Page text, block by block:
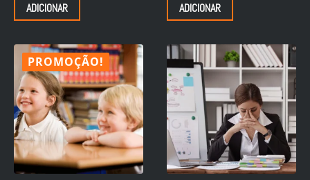
ADICIONAR
ADICIONAR
PROMOÇÃO!